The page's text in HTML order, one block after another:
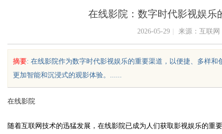
在线影院：数字时代影视娱乐
2026-05-29 来源：互联网
摘要: 在线影院作为数字时代影视娱乐的重要渠道，以便捷、多样
更加智能和沉浸式的观影体验。......
在线影院
随着互联网技术的迅猛发展，在线影院已成为人们获取影视娱乐的重
牌布局的关键策略
究竟藏着哪些行业秘诀？